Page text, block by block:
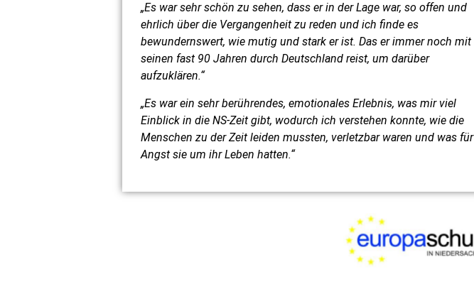
„Es war sehr schön zu sehen, dass er in der Lage war, so offen und
ehrlich über die Vergangenheit zu reden und ich finde es
bewundernswert, wie mutig und stark er ist. Das er immer noch mit
seinen fast 90 Jahren durch Deutschland reist, um darüber
aufzuklären.“
„Es war ein sehr berührendes, emotionales Erlebnis, was mir viel
Einblick in die NS-Zeit gibt, wodurch ich verstehen konnte, wie die
Menschen zu der Zeit leiden mussten, verletzbar waren und was für
Angst sie um ihr Leben hatten.“